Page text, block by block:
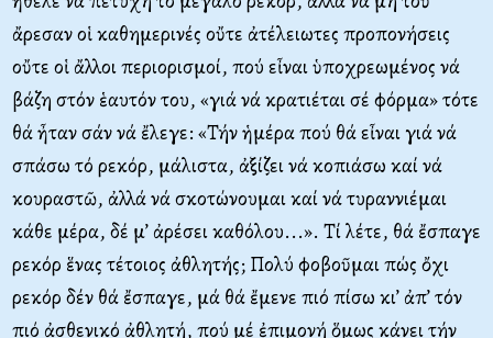
ἄρεσαν οἱ καθημερινές οὔτε ἀτέλειωτες προπονήσεις
οὔτε οἱ ἄλλοι περιορισμοί, πού εἶναι ὑποχρεωμένος νά
βάζη στόν ἑαυτόν του, «γιά νά κρατιέται σέ φόρμα» τότε
θά ἦταν σάν νά ἔλεγε: «Τήν ἡμέρα πού θά εἶναι γιά νά
σπάσω τό ρεκόρ, μάλιστα, ἀξίζει νά κοπιάσω καί νά
κουραστῶ, ἀλλά νά σκοτώνουμαι καί νά τυραννιέμαι
κάθε μέρα, δέ μ’ ἀρέσει καθόλου...». Τί λέτε, θά ἔσπαγε
ρεκόρ ἕνας τέτοιος ἀθλητής; Πολύ φοβοῦμαι πώς ὄχι
ρεκόρ δέν θά ἔσπαγε, μά θά ἔμενε πιό πίσω κι’ ἀπ’ τόν
πιό ἀσθενικό ἀθλητή, πού μέ ἐπιμονή ὅμως κάνει τήν